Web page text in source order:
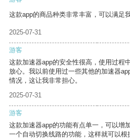
这款app的商品种类非常丰富，可以满足
2025-07-31
游客
这款加速器app的安全性很高，使用过程
放心。我以前使用过一些其他的加速器
情况，这让我非常担心。
2025-07-31
游客
这款加速器app的功能有点单一，可以增
一个自动切换线路的功能，这样就可以